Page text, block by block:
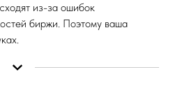
из-за ошибок
биржи. Поэтому ваша